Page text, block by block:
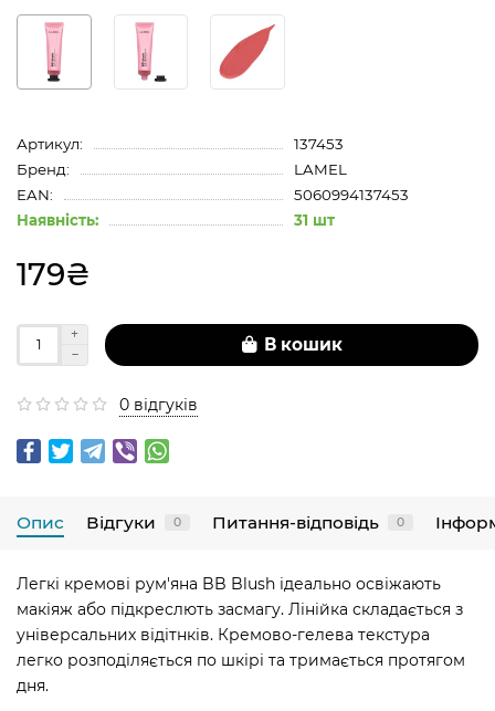
Артикул:
137453
Бренд:
LAMEL
EAN:
5060994137453
Наявність:
31 шт
179₴
В кошик
0 відгуків
Опис Відгуки 0 Питання-відповідь 0
Легкі кремові рум'яна BB Blush ідеально освіжають
макіяж або підкреслють засмагу. Лінійка складається з
універсальних відітнків. Кремово-гелева текстура
легко розподіляється по шкірі та тримається протягом
дня.